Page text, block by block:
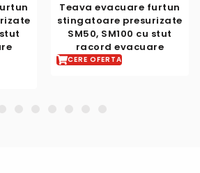
Teava evacuare furtun
stingatoare presurizate
SM50, SM100 cu stut
racord evacuare
CERE OFERTA
Teava
P20,